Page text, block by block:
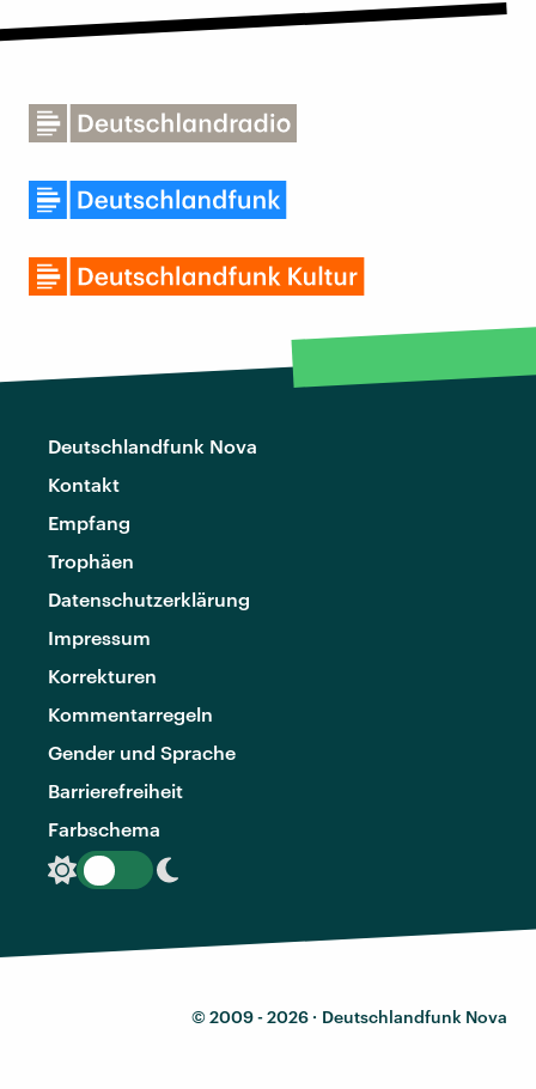
Deutschlandfunk Nova
Kontakt
Empfang
Trophäen
Datenschutzerklärung
Impressum
Korrekturen
Kommentarregeln
Gender und Sprache
Barrierefreiheit
Farbschema
© 2009 - 2026 · Deutschlandfunk Nova